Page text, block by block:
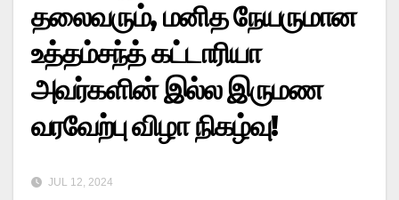
தலைவரும், மனித நேயருமான
உத்தம்சந்த் கட்டாரியா
அவர்களின் இல்ல இருமண
வரவேற்பு விழா நிகழ்வு!
JUL 12, 2024